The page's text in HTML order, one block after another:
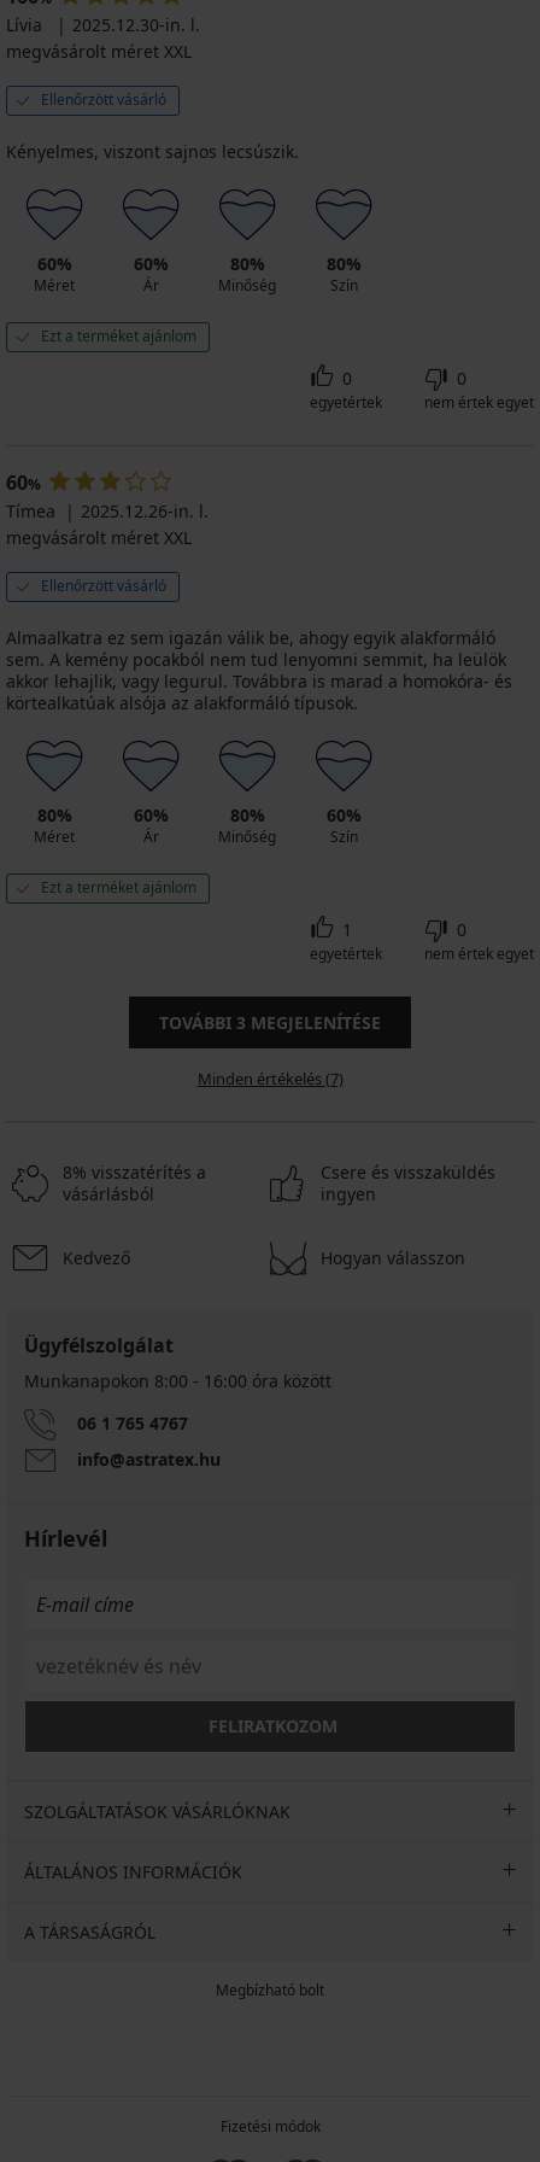
Lívia
2025.12.30-in. l.
megvásárolt méret XXL
Ellenőrzött vásárló
Kényelmes, viszont sajnos lecsúszik.
60%
Méret
60%
Ár
80%
Minőség
80%
Szín
Ezt a terméket ajánlom
0
egyetértek
0
nem értek egyet
60%
Tímea
2025.12.26-in. l.
megvásárolt méret XXL
Ellenőrzött vásárló
Almaalkatra ez sem igazán válik be, ahogy egyik alakformáló
sem. A kemény pocakból nem tud lenyomni semmit, ha leülök
akkor lehajlik, vagy legurul. Továbbra is marad a homokóra- és
körtealkatúak alsója az alakformáló típusok.
80%
Méret
60%
Ár
80%
Minőség
60%
Szín
Ezt a terméket ajánlom
1
egyetértek
0
nem értek egyet
TOVÁBBI 3 MEGJELENÍTÉSE
Minden értékelés (7)
8% visszatérítés a
vásárlásból
Csere és visszaküldés
ingyen
Kedvező Hogyan válasszon
Ügyfélszolgálat
Munkanapokon 8:00 - 16:00 óra között
06 1 765 4767
info@astratex.hu
Hírlevél
FELIRATKOZOM
SZOLGÁLTATÁSOK VÁSÁRLÓKNAK
ÁLTALÁNOS INFORMÁCIÓK
A TÁRSASÁGRÓL
Megbízható bolt
Fizetési módok